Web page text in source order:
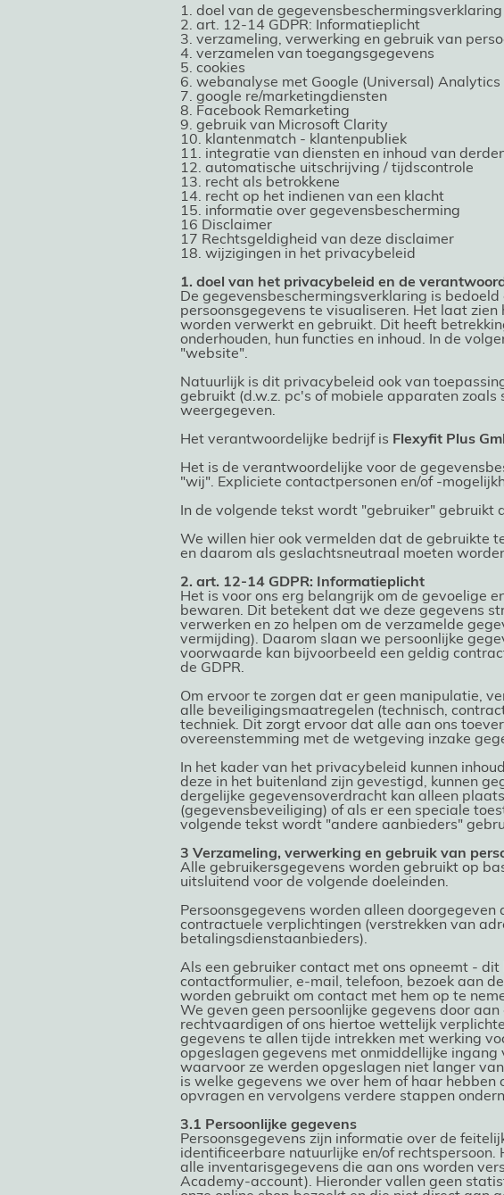
1. doel van de
2. art. 12-14 GDPR: Informatieplicht
3. verzameling, verwerking en gebruik van
4. verzamelen van toegangsgegevens
5. cookies
6. webanalyse met Google (Universal) Analytics
7. google re/marketingdiensten
8. Facebook Remarketing
9. gebruik van Microsoft Clarity
10. klantenmatch - klantenpubliek
11. integratie van diensten en inhoud van
12. automatische uitschrijving / tijdscontrole
13. recht als betrokkene
14. recht op het indienen van een klacht
15. informatie over gegevensbescherming
16 Disclaimer
17 Rechtsgeldigheid van deze disclaimer
18. wijzigingen in het privacybeleid
1. doel van het privacybeleid en de
De gegevensbeschermingsverklaring is
persoonsgegevens te visualiseren. Het laat
worden verwerkt en gebruikt. Dit heeft
onderhouden, hun functies en inhoud. In de
"website".
Natuurlijk is dit privacybeleid ook van
gebruikt (d.w.z. pc's of mobiele apparaten
weergegeven.
Het verantwoordelijke bedrijf is Flexyfit Plus
Het is de verantwoordelijke voor de
"wij". Expliciete contactpersonen en/of -
In de volgende tekst wordt "gebruiker" gebruikt
We willen hier ook vermelden dat de gebruikte
en daarom als geslachtsneutraal moeten
2. art. 12-14 GDPR: Informatieplicht
Het is voor ons erg belangrijk om de gevoelige
bewaren. Dit betekent dat we deze gegevens
verwerken en zo helpen om de verzamelde
vermijding). Daarom slaan we persoonlijke
voorwaarde kan bijvoorbeeld een geldig
de GDPR.
Om ervoor te zorgen dat er geen manipulatie,
alle beveiligingsmaatregelen (technisch,
techniek. Dit zorgt ervoor dat alle aan ons
overeenstemming met de wetgeving inzake
In het kader van het privacybeleid kunnen
deze in het buitenland zijn gevestigd, kunnen
dergelijke gegevensoverdracht kan alleen
(gegevensbeveiliging) of als er een speciale
volgende tekst wordt "andere aanbieders"
3 Verzameling, verwerking en gebruik van
Alle gebruikersgegevens worden gebruikt op
uitsluitend voor de volgende doeleinden.
Persoonsgegevens worden alleen
contractuele verplichtingen (verstrekken van
betalingsdienstaanbieders).
Als een gebruiker contact met ons opneemt -
contactformulier, e-mail, telefoon, bezoek aan
worden gebruikt om contact met hem op te
We geven geen persoonlijke gegevens door
rechtvaardigen of ons hiertoe wettelijk
gegevens te allen tijde intrekken met werking
opgeslagen gegevens met onmiddellijke
waarvoor ze werden opgeslagen niet langer
is welke gegevens we over hem of haar
opvragen en vervolgens verdere stappen
3.1 Persoonlijke gegevens
Persoonsgegevens zijn informatie over de
identificeerbare natuurlijke en/of
alle inventarisgegevens die aan ons worden
Academy-account). Hieronder vallen geen